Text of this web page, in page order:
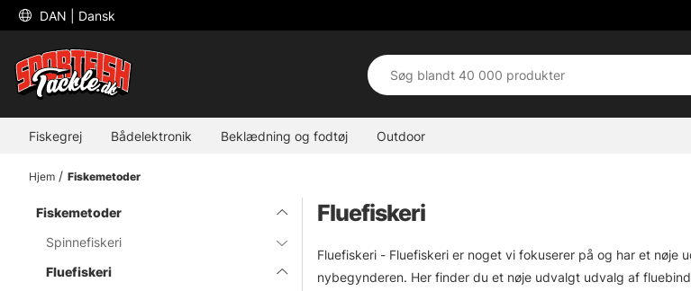
DAN | Dansk
Fiskegrej Bådelektronik Beklædning og fodtøj Outdoor
Hjem Fiskemetoder
Fiskemetoder
Spinnefiskeri
Fluefiskeri
Fluefiskeri
Fluefiskeri - Fluefiskeri er noget vi fokuserer på og har et
nybegynderen. Her finder du et nøje udvalgt udvalg af